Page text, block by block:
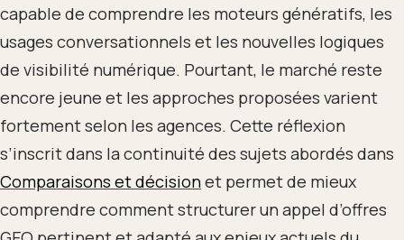
capable de comprendre les moteurs génératifs, les
usages conversationnels et les nouvelles logiques
de visibilité numérique. Pourtant, le marché reste
encore jeune et les approches proposées varient
fortement selon les agences. Cette réflexion
s’inscrit dans la continuité des sujets abordés dans
Comparaisons et décisionet permet de mieux
comprendre comment structurer un appel d’offres